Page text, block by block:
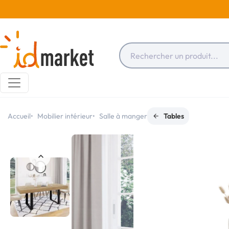
Accueil Mobilier intérieur Salle à manger Tables